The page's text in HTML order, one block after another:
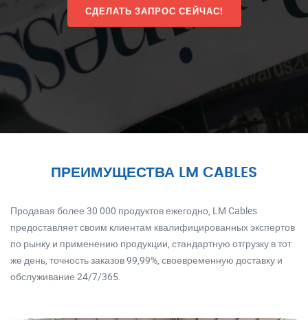
СДЕЛАТЬ ЗАПРОС СЕЙЧАС!
ПРЕИМУЩЕСТВА LM CABLES
Продавая более 30 000 продуктов ежегодно, LM Cables
предоставляет своим клиентам квалифицированных экспертов
по рынку и применению продукции, стандартную отгрузку в тот
же день, точность заказов 99,99%, своевременную доставку и
обслуживание 24/7/365.